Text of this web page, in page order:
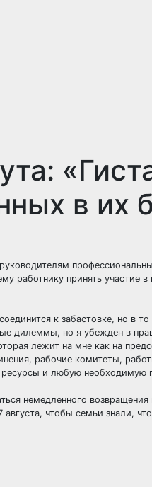
в их
работнику принять участие
к забастовке, но в
дилеммы, но я убежден в
лежит на мне как на
рабочие комитеты,
и любую необходимую
немедленного
чтобы семьи знали,